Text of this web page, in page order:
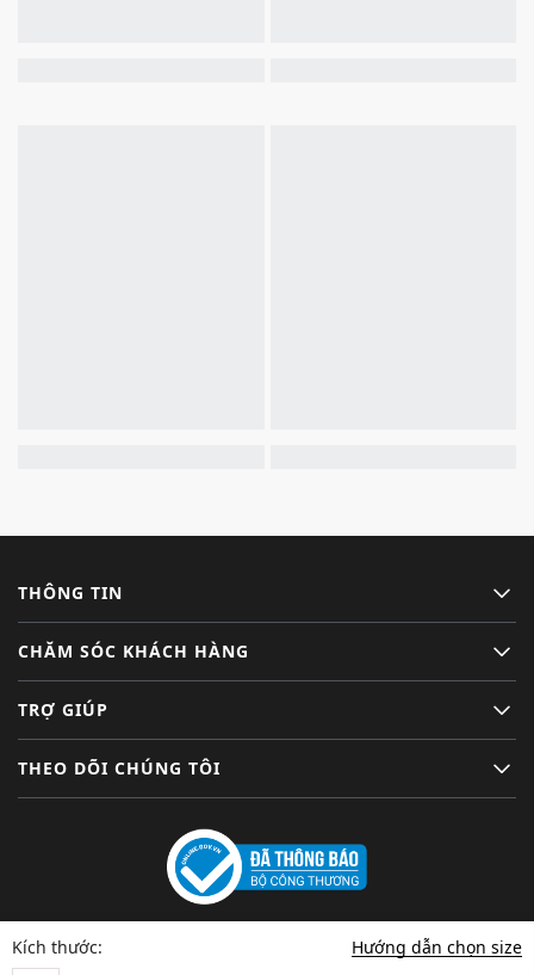
Kích thước: Hướng dẫn chọn size
THÔNG TIN
CHĂM SÓC KHÁCH HÀNG
TRỢ GIÚP
THEO DÕI CHÚNG TÔI